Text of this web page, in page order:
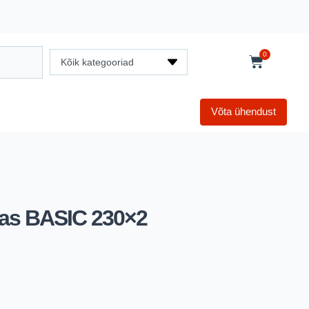
Kõik kategooriad
0
Võta ühendust
BASIC 230×2